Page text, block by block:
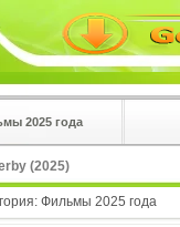
2025 года
(2025)
Фильмы 2025 года
в плеере